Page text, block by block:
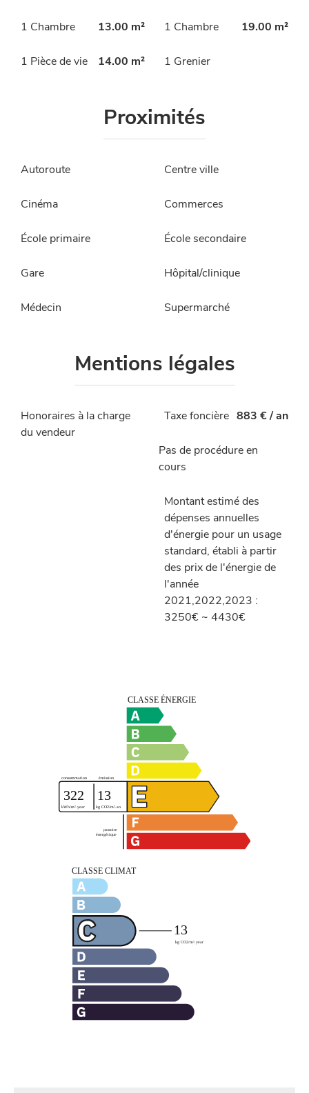
1 Chambre 13.00 m² 1 Chambre 19.00 m²
1 Pièce de vie 14.00 m² 1 Grenier
Proximités
Autoroute Centre ville
Cinéma Commerces
École primaire École secondaire
Gare Hôpital/clinique
Médecin Supermarché
Mentions légales
Honoraires à la charge
du vendeur
Taxe foncière 883 € / an
Pas de procédure en
cours
Montant estimé des
dépenses annuelles
d'énergie pour un usage
standard, établi à partir
des prix de l'énergie de
l'année
2021,2022,2023 :
3250€ ~ 4430€